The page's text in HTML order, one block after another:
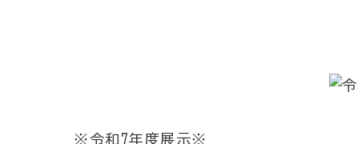
※令和7年度展示※